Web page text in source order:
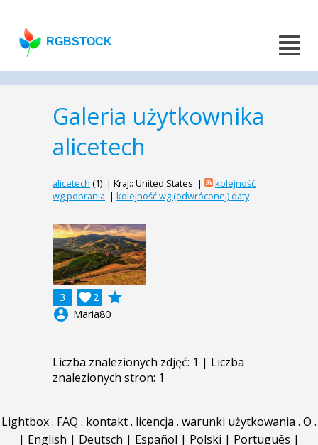
RGBSTOCK
Galeria użytkownika
alicetech
alicetech (1) | Kraj:: United States |
kolejność
wg pobrania | kolejność wg (odwróconej) daty
3 2

grade
account_circle Maria80
Liczba znalezionych zdjęć: 1 | Liczba
znalezionych stron: 1
Lightbox. FAQ . kontakt. licencja . warunki użytkowania . O .
| English | Deutsch | Español | Polski | Português |